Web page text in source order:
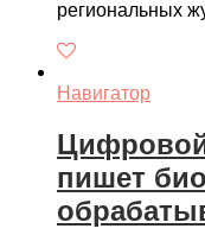
региональных
Навигатор
пишет